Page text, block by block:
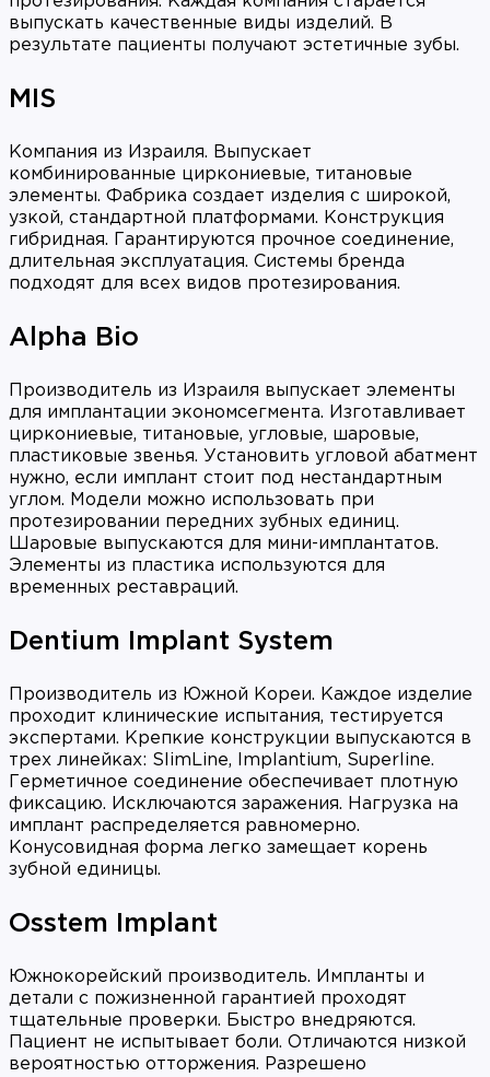
выпускать качественные виды изделий. В
результате пациенты получают эстетичные зубы.
MIS
Компания из Израиля. Выпускает
комбинированные циркониевые, титановые
элементы. Фабрика создает изделия с широкой,
узкой, стандартной платформами. Конструкция
гибридная. Гарантируются прочное соединение,
длительная эксплуатация. Системы бренда
подходят для всех видов протезирования.
Alpha Bio
Производитель из Израиля выпускает элементы
для имплантации экономсегмента. Изготавливает
циркониевые, титановые, угловые, шаровые,
пластиковые звенья. Установить угловой абатмент
нужно, если имплант стоит под нестандартным
углом. Модели можно использовать при
протезировании передних зубных единиц.
Шаровые выпускаются для мини-имплантатов.
Элементы из пластика используются для
временных реставраций.
Dentium Implant System
Производитель из Южной Кореи. Каждое изделие
проходит клинические испытания, тестируется
экспертами. Крепкие конструкции выпускаются в
трех линейках: SlimLine, Implantium, Superline.
Герметичное соединение обеспечивает плотную
фиксацию. Исключаются заражения. Нагрузка на
имплант распределяется равномерно.
Конусовидная форма легко замещает корень
зубной единицы.
Osstem Implant
Южнокорейский производитель. Импланты и
детали с пожизненной гарантией проходят
тщательные проверки. Быстро внедряются.
Пациент не испытывает боли. Отличаются низкой
вероятностью отторжения. Разрешено